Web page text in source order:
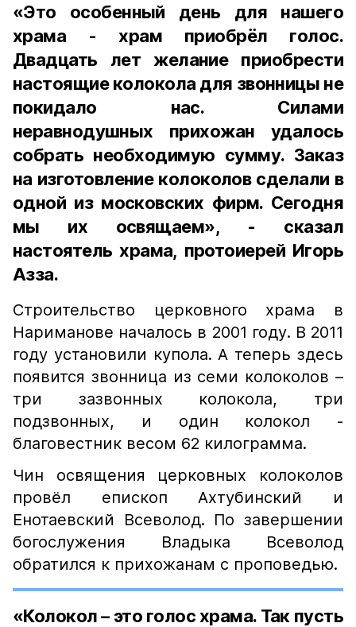
«Это особенный день для нашего
храма - храм приобрёл голос.
Двадцать лет желание приобрести
настоящие колокола для звонницы не
покидало нас. Силами
неравнодушных прихожан удалось
собрать необходимую сумму. Заказ
на изготовление колоколов сделали в
одной из московских фирм. Сегодня
мы их освящаем», - сказал
настоятель храма, протоиерей Игорь
Азза.
Строительство церковного храма в
Нариманове началось в 2001 году. В 2011
году установили купола. А теперь здесь
появится звонница из семи колоколов –
три зазвонных колокола, три
подзвонных, и один колокол -
благовестник весом 62 килограмма.
Чин освящения церковных колоколов
провёл епископ Ахтубинский и
Енотаевский Всеволод. По завершении
богослужения Владыка Всеволод
обратился к прихожанам с проповедью.
«Колокол – это голос храма. Так пусть